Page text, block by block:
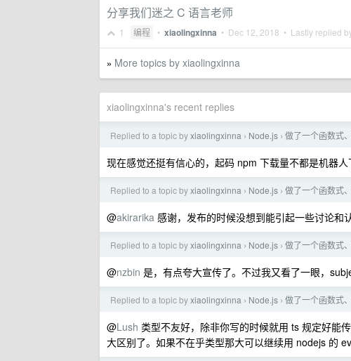
分享我们迷之 C 语言老师
1 编程 • xiaolingxinna • Dec 12, 2018 • Lastly replied
» More topics by xiaolingxinna
xiaolingxinna's recent replies
Replied to a topic byxiaolingxinna › Node.js › 做了一个函数式
现在感觉还挺有信心的，起码 npm 下载量不都是机器人
Replied to a topic byxiaolingxinna › Node.js › 做了一个函数式
@akirarika 感谢，发布的时候没想到能引起一些讨论和
Replied to a topic byxiaolingxinna › Node.js › 做了一个函数式
@nzbin 是，有点夸大宣传了。不过我又看了一眼，
Replied to a topic byxiaolingxinna › Node.js › 做了一个函数式
@Lush 类型不友好，除非你写的时候就用 ts 规定好能
大区别了。如果不在乎类型那大可以继续用 nodejs 的